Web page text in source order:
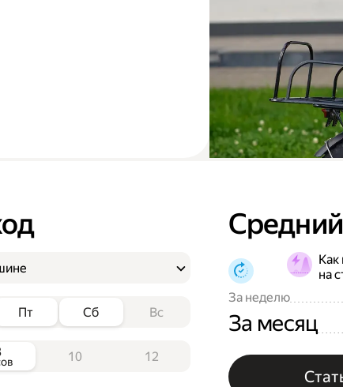
Пт Сб Вс
10 12
Как
на
За неделю
За месяц